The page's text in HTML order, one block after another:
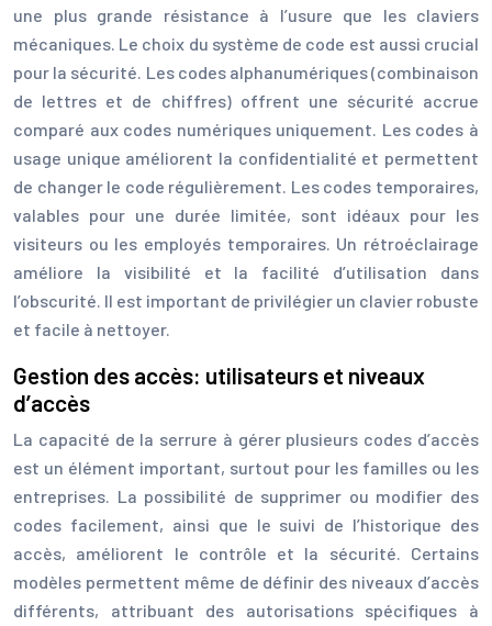
une plus grande résistance à l’usure que les claviers
mécaniques. Le choix du système de code est aussi crucial
pour la sécurité. Les codes alphanumériques (combinaison
de lettres et de chiffres) offrent une sécurité accrue
comparé aux codes numériques uniquement. Les codes à
usage unique améliorent la confidentialité et permettent
de changer le code régulièrement. Les codes temporaires,
valables pour une durée limitée, sont idéaux pour les
visiteurs ou les employés temporaires. Un rétroéclairage
améliore la visibilité et la facilité d’utilisation dans
l’obscurité. Il est important de privilégier un clavier robuste
et facile à nettoyer.
Gestion des accès: utilisateurs et niveaux
d’accès
La capacité de la serrure à gérer plusieurs codes d’accès
est un élément important, surtout pour les familles ou les
entreprises. La possibilité de supprimer ou modifier des
codes facilement, ainsi que le suivi de l’historique des
accès, améliorent le contrôle et la sécurité. Certains
modèles permettent même de définir des niveaux d’accès
différents, attribuant des autorisations spécifiques à